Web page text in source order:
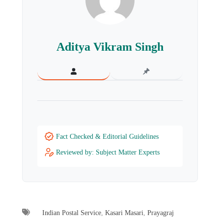
Aditya Vikram Singh
Fact Checked & Editorial Guidelines
Reviewed by: Subject Matter Experts
Indian Postal Service Kasari Masari Prayagraj